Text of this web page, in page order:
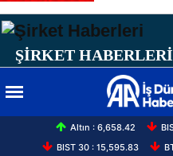
ŞİRKET HABERLERİ